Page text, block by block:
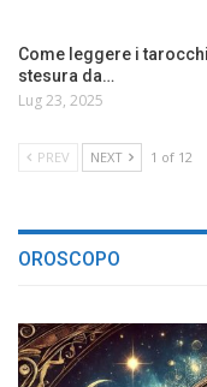
Come leggere i
stesura da…
Lug 23, 2025
PREV NEXT 1 of 12
OROSCOPO